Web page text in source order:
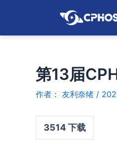
第13届
作者： 友利奈绪 /
3514下载